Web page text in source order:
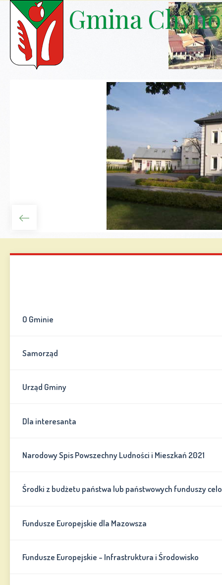
Gmina
O Gminie
Samorząd
Urząd Gminy
Dla interesanta
Narodowy Spis Powszechny Ludności i Mieszkań 2021
Środki z budżetu państwa lub państwowych funduszy
Fundusze Europejskie dla Mazowsza
Fundusze Europejskie - Infrastruktura i Środowisko